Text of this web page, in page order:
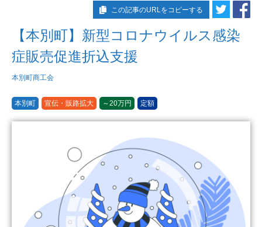
この記事のURLをコピーする
【本別町】新型コロナウイルス感染
症販売促進折込支援
本別町商工会
本別町 宣伝・販路拡大 ～20万円 定額